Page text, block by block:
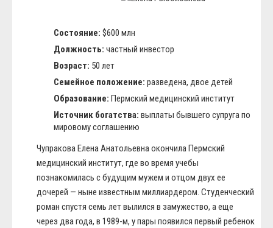
Состояние: $600 млн
Должность: частный инвестор
Возраст: 50 лет
Семейное положение: разведена, двое детей
Образование: Пермский медицинский институт
Источник богатства: выплаты бывшего супруга по
мировому соглашению
Чупракова Елена Анатольевна окончила Пермский
медицинский институт, где во время учебы
познакомилась с будущим мужем и отцом двух ее
дочерей — ныне известным миллиардером. Студенческий
роман спустя семь лет вылился в замужество, а еще
через два года, в 1989-м, у пары появился первый ребенок